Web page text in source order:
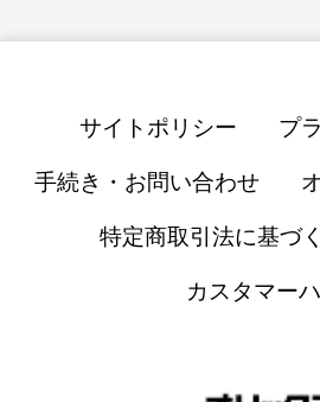
サイトポリシー プ
手続き・お問い合わせ
特定商取引法に基づ
カスタマー